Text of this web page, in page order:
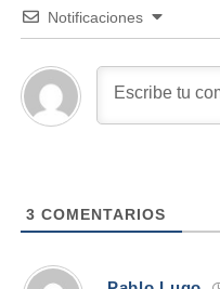
Notificaciones
3 COMENTARIOS